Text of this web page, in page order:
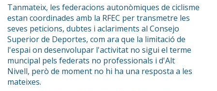
Tanmateix, les federacions autonòmiques de ciclisme
estan coordinades amb la RFEC per transmetre les
seves peticions, dubtes i aclariments al Consejo
Superior de Deportes, com ara que la limitació de
l'espai on desenvolupar l'activitat no sigui el terme
muncipal pels federats no professionals i d'Alt
Nivell, però de moment no hi ha una resposta a les
mateixes.